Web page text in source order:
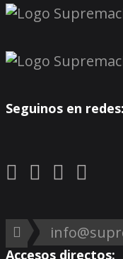
Seguinos en redes:
Accesos directos: